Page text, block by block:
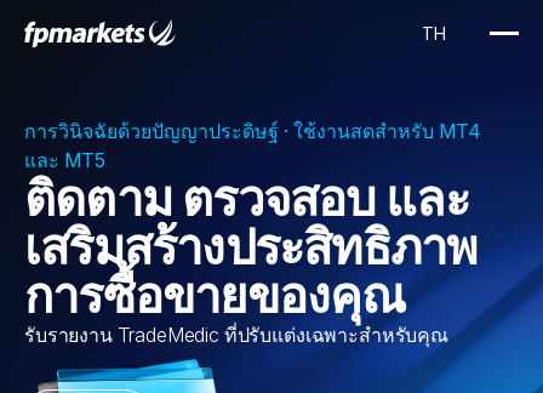
การวินิจฉัยด้วยปัญญาประดิษฐ์ · ใช้งานสดสำหรับ MT4
และ MT5
ติดตาม ตรวจสอบ และ
เสริมสร้างประสิทธิภาพ
การซื้อขายของคุณ
รับรายงาน TradeMedic ที่ปรับแต่งเฉพาะสำหรับคุณ